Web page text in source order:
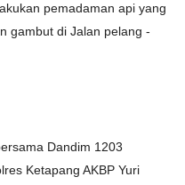
pemadaman api yang
gambut di Jalan pelang -
Dandim 1203
Ketapang AKBP Yuri